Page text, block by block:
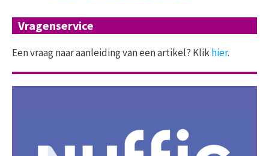
Vragenservice
Een vraag naar aanleiding van een artikel? Klikhier.